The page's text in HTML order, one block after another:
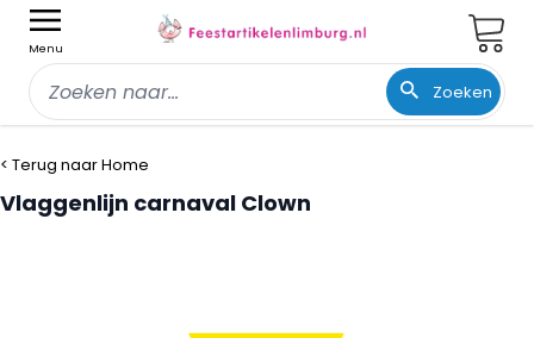
Menu
Zoeken
< Terug naar Home
Vlaggenlijn carnaval Clown